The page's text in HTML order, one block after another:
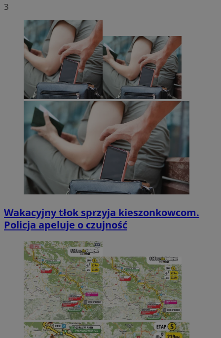
3
Wakacyjny tłok sprzyja kieszonkowcom.
Policja apeluje o czujność